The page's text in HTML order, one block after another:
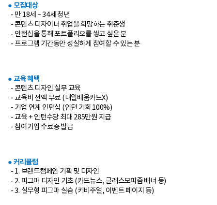
● 모집대상
- 만 18세 ~ 34세 청년
- 콘텐츠 디자이너 취업을 희망하는 취준생
- 인턴십을 통해 포트폴리오를 쌓고 싶은 분
- 프로그램 기간동안 성실하게 참여할 수 있는 분
● 교육 혜택
- 콘텐츠 디자인 실무 교육
- 교육비 전액 무료 (내일배움카드X)
- 기업 연계 인턴십 (인턴 기회 100%)
- 교육 + 인턴수당 최대 285만원 지급
- 참여기업 수료증 발급
● 커리큘럼
- 1. 브랜드캠페인 기획 및 디자인
- 2. 피그마 디자인 기초 (카드뉴스, 글래스모피즘 배너 등)
- 3. 실무형 피그마 실습 (키비주얼, 이벤트 페이지 등)